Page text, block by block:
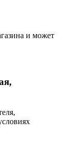
и может